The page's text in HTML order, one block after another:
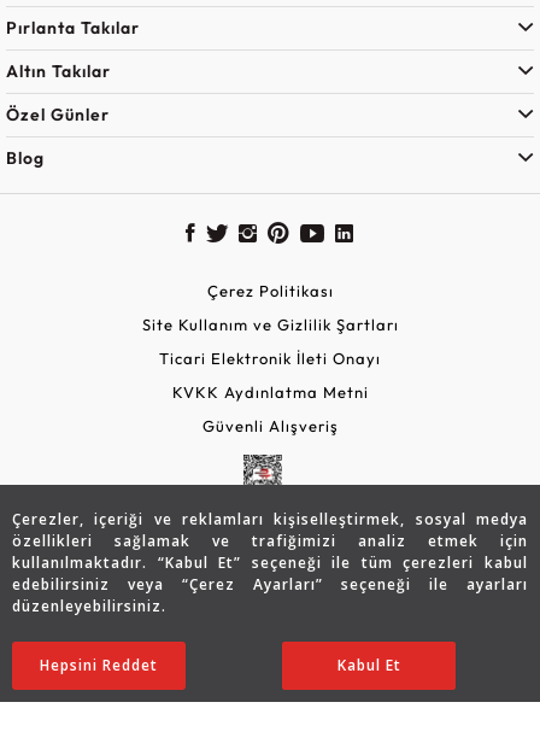
Çerezler, içeriği ve reklamları kişiselleştirmek, sosyal medya
özellikleri sağlamak ve trafiğimizi analiz etmek için
kullanılmaktadır. “Kabul Et” seçeneği ile tüm çerezleri kabul
edebilirsiniz veya “Çerez Ayarları” seçeneği ile ayarları
düzenleyebilirsiniz.
Ayarları Düzenle
Hepsini Reddet Kabul Et
34.083 TL
27.279TL
25.915 TL SATIN ALIN
Pırlanta Takılar
Altın Takılar
Özel Günler
Blog
Çerez Politikası
Site Kullanım ve Gizlilik Şartları
Ticari Elektronik İleti Onayı
KVKK Aydınlatma Metni
Güvenli Alışveriş
Copyright © 2026 Assos Pırlanta - Bu sitenin tüm hakları